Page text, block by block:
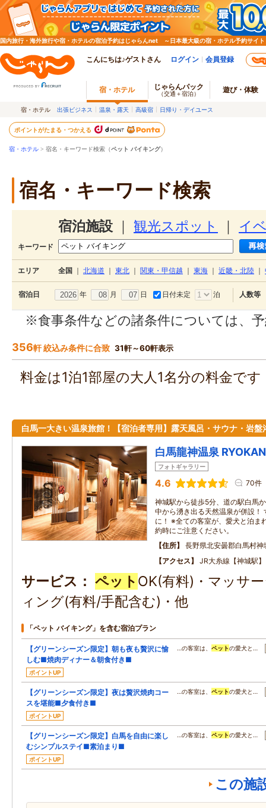
国内旅行・海外旅行や宿・ホテルの宿泊予約はじゃらんnet ～日本最大級の宿・ホテル予約サイト
こんにちは♪ゲストさん ログイン 会員登録
宿・ホテル じゃらんパック
（交通＋宿泊） 遊び・体験
宿・ホテル 出張ビジネス 温泉・露天 高級宿 日帰り・デイユース
ポイントがたまる・つかえる
宿・ホテル > 宿名・キーワード検索（ペット バイキング）
宿名・キーワード検索
宿泊施設 観光スポット イ
キーワード
エリア 全国 北海道 東北 関東・甲信越 東海 近畿・北陸
宿泊日 年 月 日 日付未定 泊 人数等
※食事条件などの諸条件については、
356軒 絞込み条件に合致 31軒～60軒表示
料金は1泊1部屋の大人1名分の料金で
白馬一大きい温泉旅館！【宿泊者専用】露天風呂・サウナ・岩盤
白馬龍神温泉
フォトギャラリー
4.6 70件
神城駅から徒歩5分、道の駅白馬
中から湧き出る天然温泉が併設！
に！ ※全ての客室が、愛犬と泊ま
約時にご注意ください。
住所
長野県北安曇郡白馬村神
アクセス
JR大糸線【神城駅
サービス ペット OK(有料)・マッサ
ィング(有料/手配含む)・他
「ペット バイキング」を含む宿泊プラン
【グリーンシーズン限定】朝も夜も贅沢に愉
しむ■焼肉ディナー＆朝食付き■
ポイントUP
…の客室は、 ペットの愛犬と…
【グリーンシーズン限定】夜は贅沢焼肉コー
スを堪能■夕食付き■
ポイントUP
…の客室は、 ペットの愛犬と…
【グリーンシーズン限定】白馬を自由に楽し
むシンプルステイ■素泊まり■
ポイントUP
…の客室は、 ペットの愛犬と…
この施